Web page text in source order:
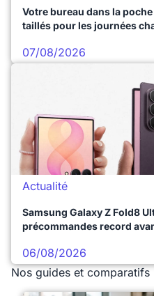
Votre bureau dans la
taillés pour les journées
07/08/2026
Actualité
Samsung Galaxy Z Fold8
précommandes record
06/08/2026
Nos guides et comparatifs